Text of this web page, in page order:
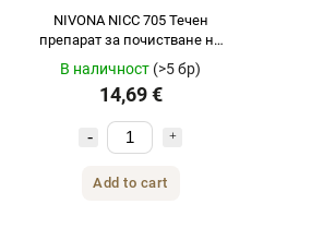
NIVONA NICC 705 Течен
препарат за почистване на
капучино 500 мл
В наличност (>5 бр)
14,69 €
Add to cart